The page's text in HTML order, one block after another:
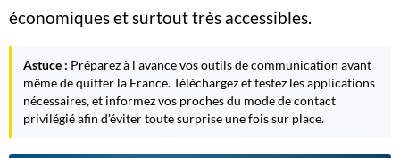
économiques et surtout très accessibles.
Astuce : Préparez à l'avance vos outils de communication avant
même de quitter la France. Téléchargez et testez les applications
nécessaires, et informez vos proches du mode de contact
privilégié afin d'éviter toute surprise une fois sur place.